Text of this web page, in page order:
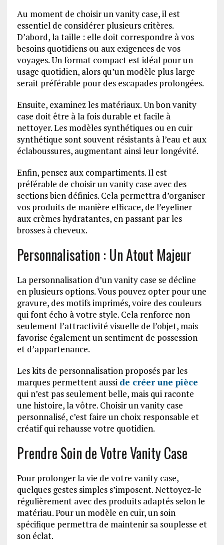
Au moment de choisir un vanity case, il est
essentiel de considérer plusieurs critères.
D’abord, la taille : elle doit correspondre à vos
besoins quotidiens ou aux exigences de vos
voyages. Un format compact est idéal pour un
usage quotidien, alors qu’un modèle plus large
serait préférable pour des escapades prolongées.
Ensuite, examinez les matériaux. Un bon vanity
case doit être à la fois durable et facile à
nettoyer. Les modèles synthétiques ou en cuir
synthétique sont souvent résistants à l’eau et aux
éclaboussures, augmentant ainsi leur longévité.
Enfin, pensez aux compartiments. Il est
préférable de choisir un vanity case avec des
sections bien définies. Cela permettra d’organiser
vos produits de manière efficace, de l’eyeliner
aux crèmes hydratantes, en passant par les
brosses à cheveux.
Personnalisation : Un Atout Majeur
La personnalisation d’un vanity case se décline
en plusieurs options. Vous pouvez opter pour une
gravure, des motifs imprimés, voire des couleurs
qui font écho à votre style. Cela renforce non
seulement l’attractivité visuelle de l’objet, mais
favorise également un sentiment de possession
et d’appartenance.
Les kits de personnalisation proposés par les
marques permettent aussi de créer une pièce
qui n’est pas seulement belle, mais qui raconte
une histoire, la vôtre. Choisir un vanity case
personnalisé, c’est faire un choix responsable et
créatif qui rehausse votre quotidien.
Prendre Soin de Votre Vanity Case
Pour prolonger la vie de votre vanity case,
quelques gestes simples s’imposent. Nettoyez-le
régulièrement avec des produits adaptés selon le
matériau. Pour un modèle en cuir, un soin
spécifique permettra de maintenir sa souplesse et
son éclat.